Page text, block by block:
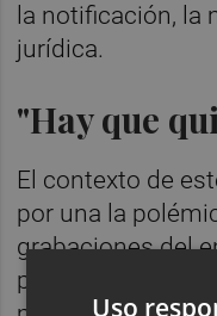
la notificación, la
jurídica.
"Hay que
El contexto de
por una la
grabaciones del
político de
Uso